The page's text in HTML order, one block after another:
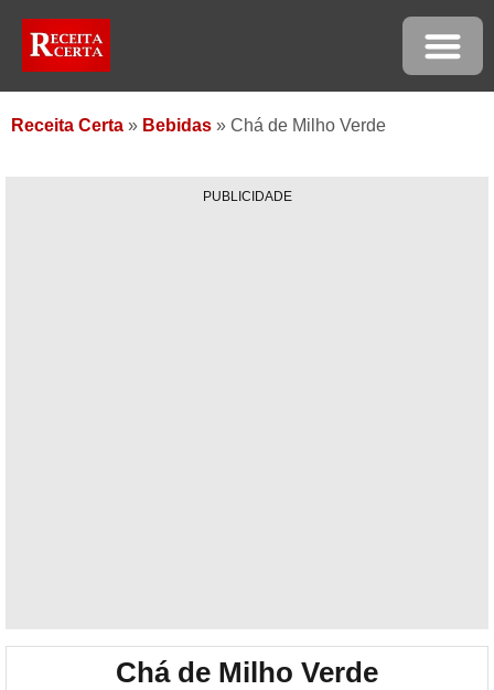
Receita Certa » Bebidas » Chá de Milho Verde
PUBLICIDADE
Chá de Milho Verde